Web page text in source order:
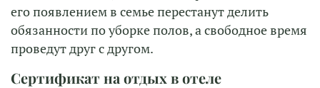
его появлением в семье перестанут делить
обязанности по уборке полов, а свободное время
проведут друг с другом.
Сертификат на отдых в отеле